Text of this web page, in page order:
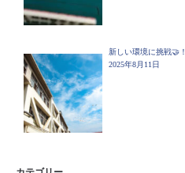
新しい環境に挑戦🤝！
2025年8月11日